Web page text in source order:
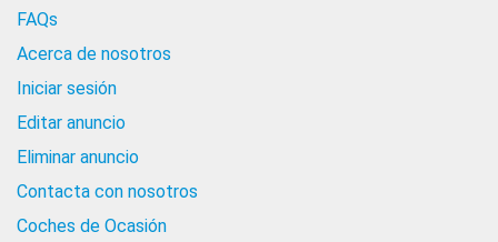
FAQs
Acerca de nosotros
Iniciar sesión
Editar anuncio
Eliminar anuncio
Contacta con nosotros
Coches de Ocasión